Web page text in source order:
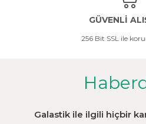
GÜVENLİ
256 Bit SSL ile
Galastik ile ilgili hiçbir